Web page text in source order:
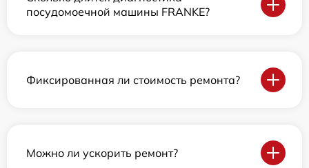
посудомоечной машины FRANKE?
Фиксированная ли стоимость ремонта?
Можно ли ускорить ремонт?